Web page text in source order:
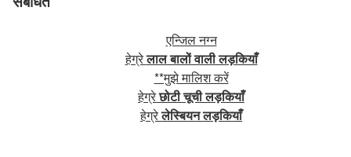
एन्जिल नग्न
हेग्रेलाल बालों वाली लड़कियाँ
**मुझे मालिश करें
हेग्रेछोटी चूची लड़कियाँ
हेग्रेलेस्बियन लड़कियाँ